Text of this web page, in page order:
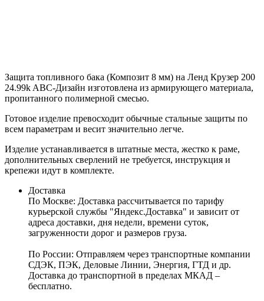
Защита топливного бака (Композит 8 мм) на Ленд Крузер 200
24.99k ABC-Дизайн изготовлена из армирующего материала,
пропитанного полимерной смесью.
Готовое изделие превосходит обычные стальные защиты по
всем параметрам и весит значительно легче.
Изделие устанавливается в штатные места, жестко к раме,
дополнительных сверлений не требуется, инструкция и
крепежи идут в комплекте.
Доставка
По Москве: Доставка рассчитывается по тарифу
курьерской службы "Яндекс.Доставка" и зависит от
адреса доставки, дня недели, времени суток,
загруженности дорог и размеров груза.
По России: Отправляем через транспортные компании
СДЭК, ПЭК, Деловые Линии, Энергия, ГТД и др.
Доставка до транспортной в пределах МКАД –
бесплатно.